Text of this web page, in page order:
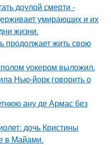
доулой смерти -
умирающих и их
жизни.
продолжает жить свою
уокером выложил.
Нью-йорк говорить о
ану де Армас без
дочь Кристины
в Майами.